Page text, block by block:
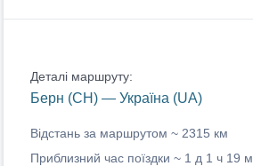
Деталі маршруту:
Берн (CH) — Україна (UA)
Відстань за маршрутом ~ 2315 км
Приблизний час поїздки ~ 1 д 1 ч 19 м